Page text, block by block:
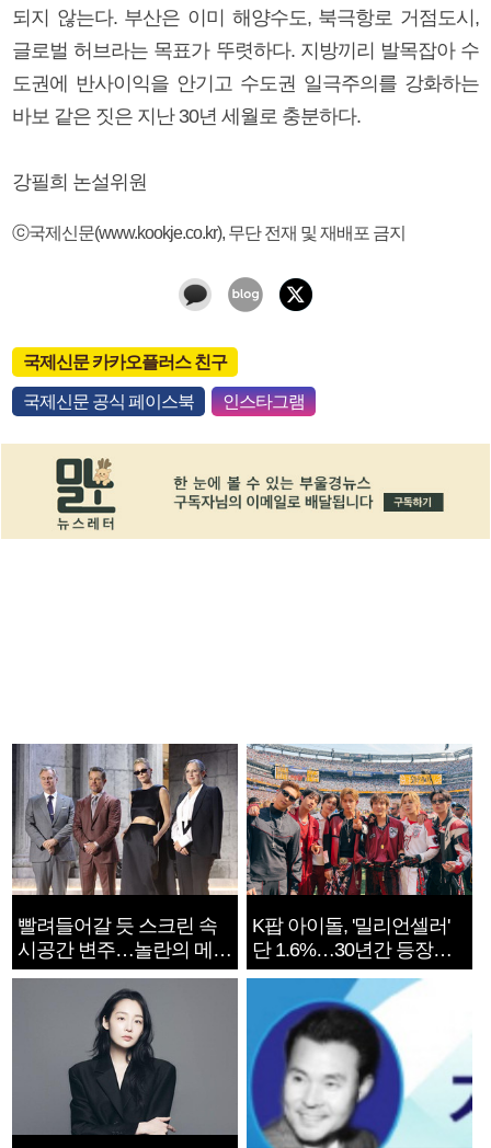
되지 않는다. 부산은 이미 해양수도, 북극항로 거점도시,
글로벌 허브라는 목표가 뚜렷하다. 지방끼리 발목잡아 수
도권에 반사이익을 안기고 수도권 일극주의를 강화하는
바보 같은 짓은 지난 30년 세월로 충분하다.
강필희 논설위원
ⓒ국제신문(www.kookje.co.kr), 무단 전재 및 재배포 금지
국제신문 카카오플러스 친구
국제신문 공식 페이스북 인스타그램
빨려들어갈 듯 스크린 속
시공간 변주…놀란의 메시
지는 ‘전쟁 속죄’
K팝 아이돌, '밀리언셀러'
단 1.6%…30년간 등장
1182개팀 전수조사